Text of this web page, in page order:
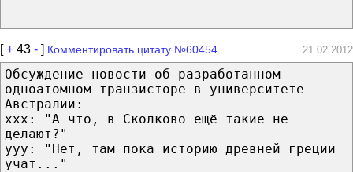
[+ 43 - ] Комментировать цитату №60454 21.02.2012
Обсуждение новости об разработанном
одноатомном транзисторе в университете
Австралии:
ххх: "А что, в Сколково ещё такие не
делают?"
ууу: "Нет, там пока историю древней греции
учат..."